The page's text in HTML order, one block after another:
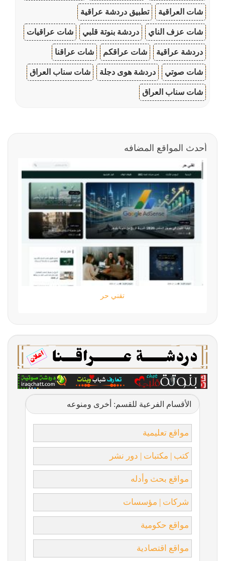
شات العراقية تطبيق دردشة عراقية
شات عزف الناي دردشة بنوتة قلبي شات عراقيات
دردشة عراقية شات عراقكم شات عراقنا
شات صوتي دردشة هوى دجلة شات سناب العراق
شات سناب العراق
أحدث المواقع المضافه
تقني حر
الأقسام الفرعية للقسم: أخرى ومنوعه
مواقع تعليمية
كتب | مكتبات | دور نشر
مواقع بحث وأدله
شركات | مؤسسات
مواقع حكومية
مواقع اقتصادية